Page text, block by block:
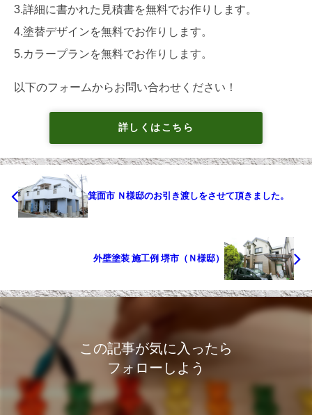
3.詳細に書かれた見積書を無料でお作りします。
4.塗替デザインを無料でお作りします。
5.カラープランを無料でお作りします。
以下のフォームからお問い合わせください！
詳しくはこちら
箕面市 Ｎ様邸のお引き渡しをさせて頂きました。
外壁塗装 施工例 堺市（Ｎ様邸）
この記事が気に入ったら
フォローしよう